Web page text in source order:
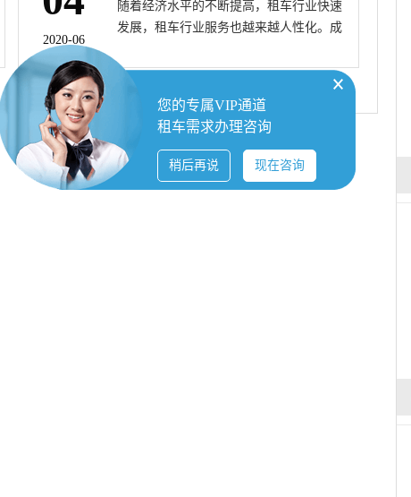
2020-06
随着经济水平的不断提高，租车行业快速
发展，租车行业服务也越来越人性化。成
其省时省力，是大多数公司、婚庆选择的
一种方式。那么成都代驾租车一天是多少
您的专属VIP通道
租车需求办理咨询
稍后再说 现在咨询